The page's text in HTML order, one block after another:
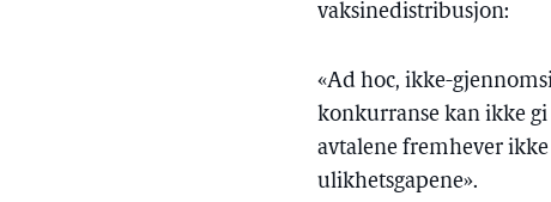
vaksinedistribusjon:
«Ad hoc, ikke-
konkurranse kan ikke
avtalene fremhever
ulikhetsgapene».